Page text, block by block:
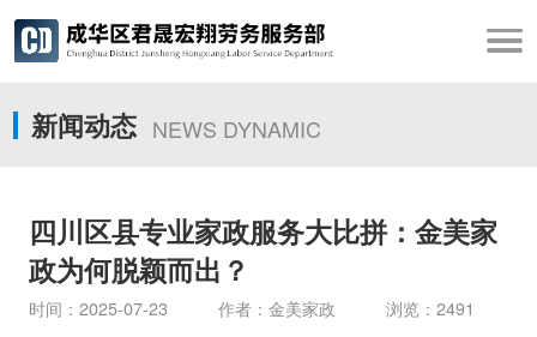
新闻动态 NEWS DYNAMIC
四川区县专业家政服务大比拼：金美家
政为何脱颖而出？
时间：2025-07-23 作者：金美家政 浏览：2491